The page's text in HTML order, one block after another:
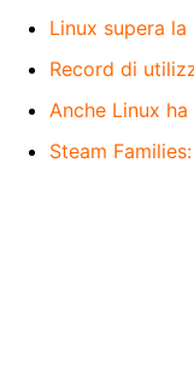
Linux supera
Record di
Anche Linux
Steam